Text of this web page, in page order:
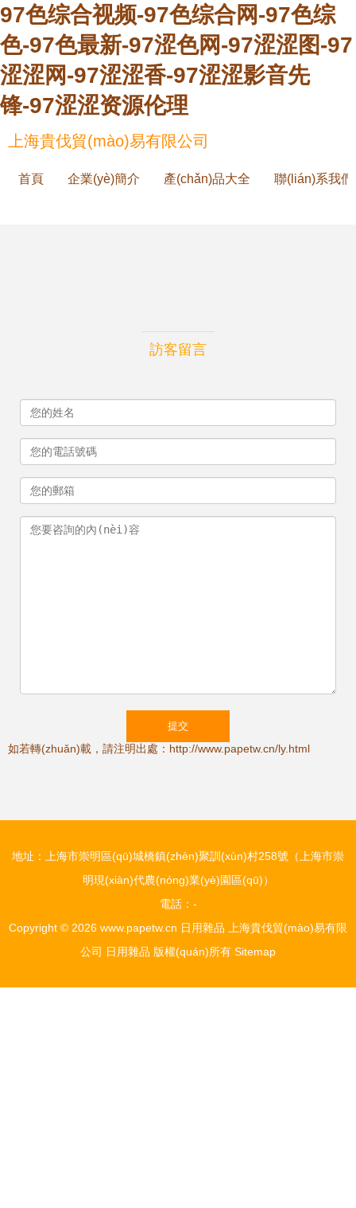
97色综合视频-97色综合网-97色综
色-97色最新-97涩色网-97涩涩图-97
涩涩网-97涩涩香-97涩涩影音先
锋-97涩涩资源伦理
上海貴伐貿(mào)易有限公司
首頁 企業(yè)簡介 產(chǎn)品大全 聯(lián)系我們
訪客留言
如若轉(zhuǎn)載，請注明出處：http://www.papetw.cn/ly.html
地址：上海市崇明區(qū)城橋鎮(zhèn)聚訓(xùn)村258號（上海市崇
明現(xiàn)代農(nóng)業(yè)園區(qū)）
電話：-
Copyright © 2026 www.papetw.cn 日用雜品
上海貴伐貿(mào)易有限
公司 日用雜品 版權(quán)所有 Sitemap